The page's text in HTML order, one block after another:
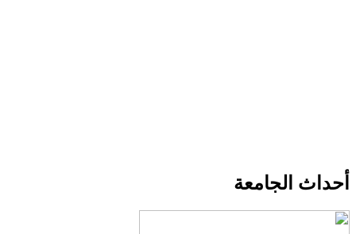
أحداث الجامعة